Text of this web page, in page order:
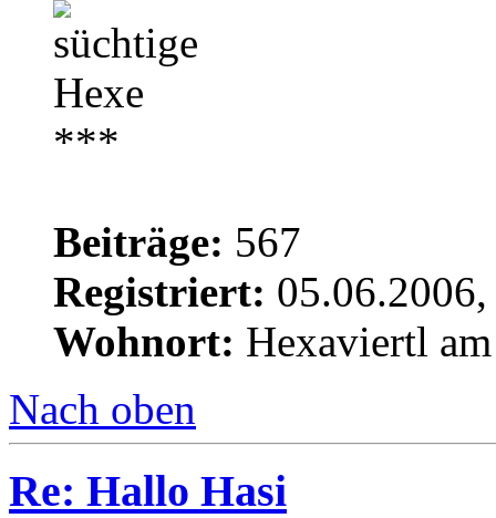
Beiträge: 567
Registriert:
Wohnort: Hexaviertl
Nach oben
Re: Hallo Hasi